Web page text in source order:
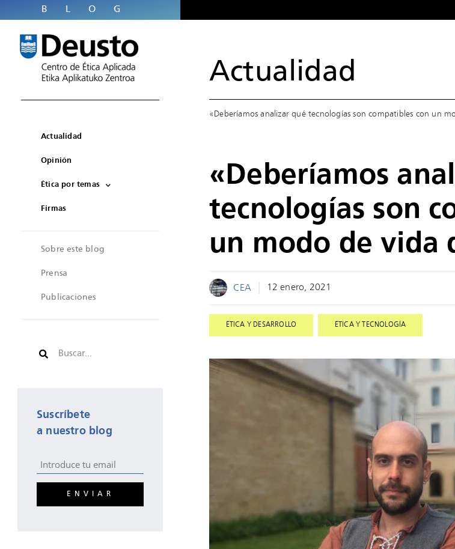
BLOG
Actualidad
Opinión
Ética por temas
Firmas
Sobre este blog
Prensa
Publicaciones
Suscríbete
a nuestro blog
Actualidad
«Deberíamos analizar qué tecnologías son compatibles con un
«Deberíamos
tecnologías son
un modo de vida
CEA 12 enero, 2021
ÉTICA Y DESARROLLO ÉTICA Y TECNOLOGÍA